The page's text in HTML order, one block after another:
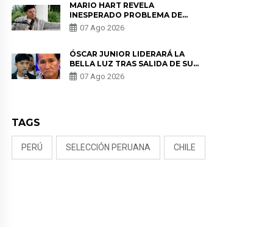
MARIO HART REVELA
INESPERADO PROBLEMA DE
SALUD ANTES DE SEPARARSE DE
KORINA: “ME ENCONTRARON UN
07 Ago 2026
ÓSCAR JUNIOR LIDERARÁ LA
BELLA LUZ TRAS SALIDA DE SU
PADRE POR POLÉMICA CON
NALDY SALDAÑA
07 Ago 2026
TAGS
PERÚ SELECCIÓN PERUANA CHILE